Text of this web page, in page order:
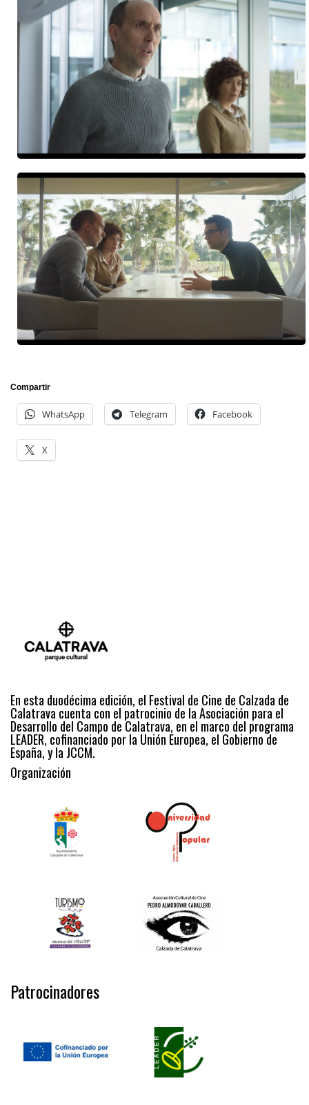
Compartir
WhatsApp Telegram Facebook
X
En esta duodécima edición, el Festival de Cine de Calzada de
Calatrava cuenta con el patrocinio de la Asociación para el
Desarrollo del Campo de Calatrava, en el marco del programa
LEADER, cofinanciado por la Unión Europea, el Gobierno de
España, y la JCCM.
Organización
Patrocinadores